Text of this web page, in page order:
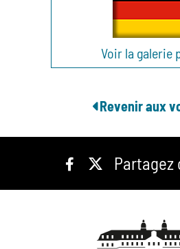
Voir la galerie
Revenir aux
Partagez